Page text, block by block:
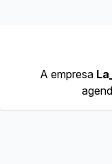
A empresa